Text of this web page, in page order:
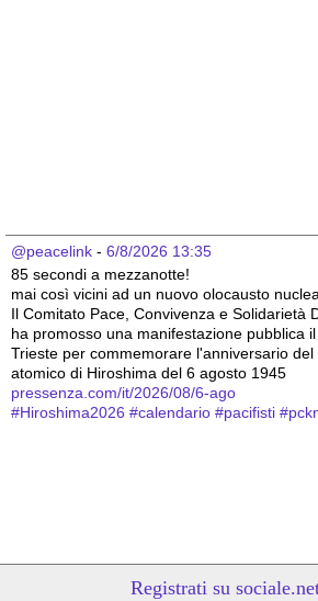
@peacelink - 6/8/2026 13:35
85 secondi a mezzanotte!
mai così vicini ad un nuovo olocausto
Il Comitato Pace, Convivenza e Solidarietà
ha promosso una manifestazione pubblica
Trieste per commemorare l'anniversario
atomico di Hiroshima del 6 agosto 1945
pressenza.com/it/2026/08/6-ago
#Hiroshima2026 #calendario #pacifisti #
Registrati su